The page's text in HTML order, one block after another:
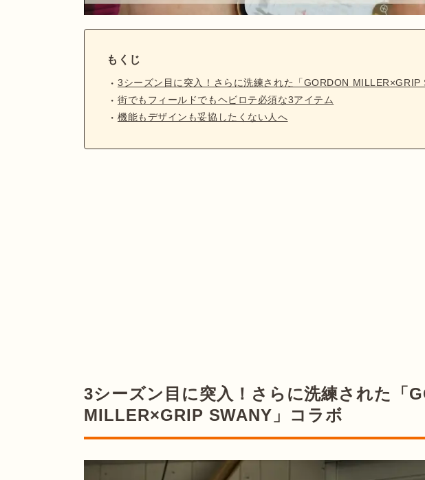
もくじ
3シーズン目に突入！さらに洗練された「GORDON MILLER×GRIP
街でもフィールドでもヘビロテ必須な3アイテム
機能もデザインも妥協したくない人へ
3シーズン目に突入！さらに洗練された「
MILLER×GRIP SWANY」コラボ